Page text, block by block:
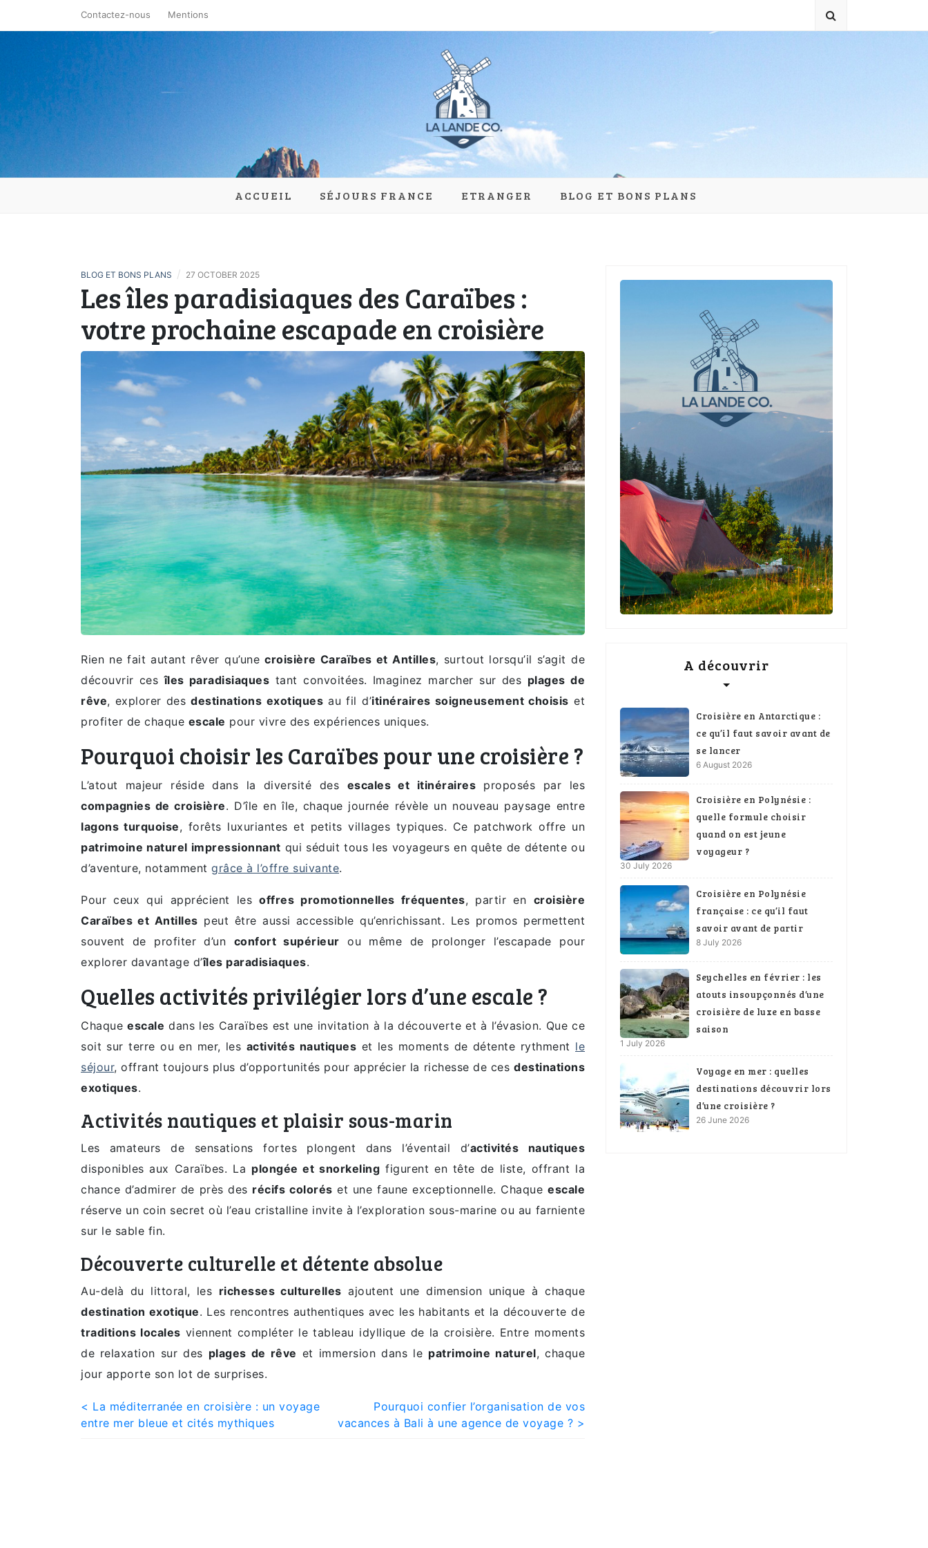
Contactez-nous Mentions
la-lande-du-moulin.com
ACCUEIL SÉJOURS FRANCE ETRANGER BLOG ET BONS PLANS
BLOG ET BONS PLANS / 27 OCTOBER 2025
Les îles paradisiaques des Caraïbes :
votre prochaine escapade en croisière
Rien ne fait autant rêver qu’unecroisière Caraïbes et Antilles, surtout lorsqu’il s’agit de
découvrir cesîles paradisiaques tant convoitées. Imaginez marcher sur des plages de
rêve, explorer desdestinations exotiques au fil d’itinéraires soigneusement choisis et
profiter de chaque escale pour vivre des expériences uniques.
Pourquoi choisir les Caraïbes pour une croisière ?
L’atout majeur réside dans la diversité des escales et itinéraires proposés par les
compagnies de croisière. D’île en île, chaque journée révèle un nouveau paysage entre
lagons turquoise, forêts luxuriantes et petits villages typiques. Ce patchwork offre un
patrimoine naturel impressionnant qui séduit tous les voyageurs en quête de détente ou
d’aventure, notamment grâce à l’offre suivante.
Pour ceux qui apprécient lesoffres promotionnelles fréquentes, partir en croisière
Caraïbes et Antilles peut être aussi accessible qu’enrichissant. Les promos permettent
souvent de profiter d’un confort supérieur ou même de prolonger l’escapade pour
explorer davantage d’îles paradisiaques.
Quelles activités privilégier lors d’une escale ?
Chaque escale dans les Caraïbes est une invitation à la découverte et à l’évasion. Que ce
soit sur terre ou en mer, les activités nautiques et les moments de détente rythment le
séjour, offrant toujours plus d’opportunités pour apprécier la richesse de ces destinations
exotiques.
Activités nautiques et plaisir sous-marin
Les amateurs de sensations fortes plongent dans l’éventail d’activités nautiques
disponibles aux Caraïbes. La plongée et snorkeling figurent en tête de liste, offrant la
chance d’admirer de près des récifs colorés et une faune exceptionnelle. Chaqueescale
réserve un coin secret où l’eau cristalline invite à l’exploration sous-marine ou au farniente
sur le sable fin.
Découverte culturelle et détente absolue
Au-delà du littoral, les richesses culturelles ajoutent une dimension unique à chaque
destination exotique. Les rencontres authentiques avec les habitants et la découverte de
traditions locales viennent compléter le tableau idyllique de la croisière. Entre moments
de relaxation sur des plages de rêve et immersion dans le patrimoine naturel, chaque
jour apporte son lot de surprises.
Post
navigation
< La méditerranée en croisière : un voyage
entre mer bleue et cités mythiques
Pourquoi confier l’organisation de vos
vacances à Bali à une agence de voyage ? >
A découvrir
Croisière en Antarctique :
ce qu’il faut savoir avant de
se lancer
6 August 2026
Croisière en Polynésie :
quelle formule choisir
quand on est jeune
voyageur ?
30 July 2026
Croisière en Polynésie
française : ce qu’il faut
savoir avant de partir
8 July 2026
Seychelles en février : les
atouts insoupçonnés d’une
croisière de luxe en basse
saison
1 July 2026
Voyage en mer : quelles
destinations découvrir lors
d’une croisière ?
26 June 2026